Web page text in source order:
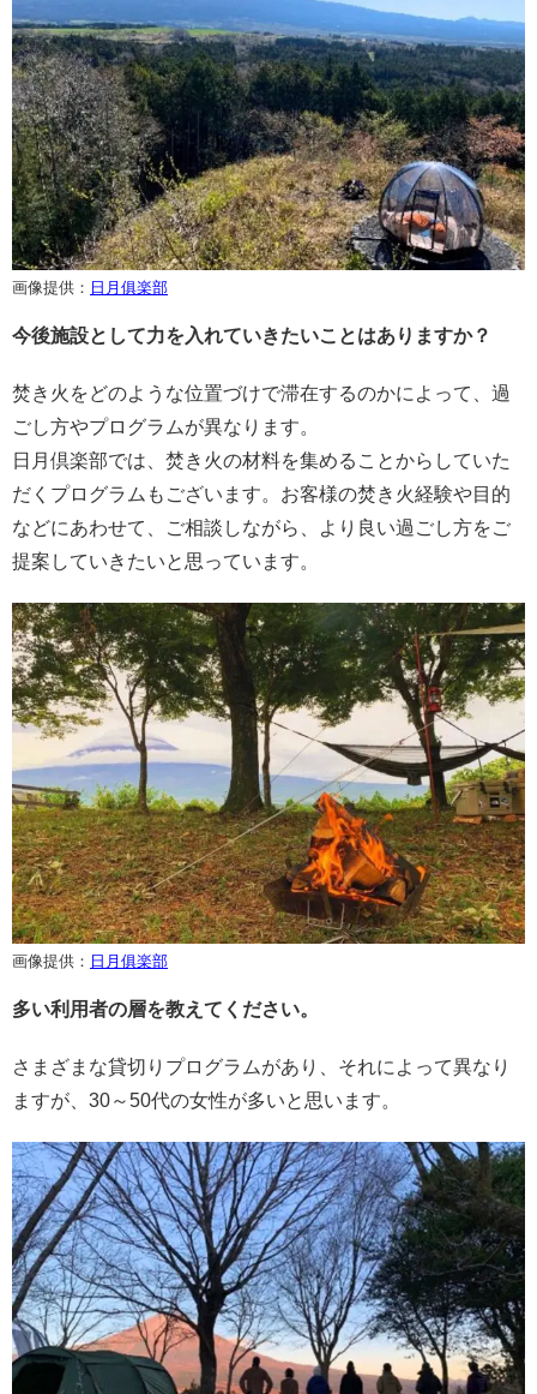
画像提供： 日月俱楽部
今後施設として力を入れていきたいことはありますか？
焚き火をどのような位置づけで滞在するのかによって、過
ごし方やプログラムが異なります。
日月倶楽部では、焚き火の材料を集めることからしていた
だくプログラムもございます。お客様の焚き火経験や目的
などにあわせて、ご相談しながら、より良い過ごし方をご
提案していきたいと思っています。
画像提供： 日月俱楽部
多い利用者の層を教えてください。
さまざまな貸切りプログラムがあり、それによって異なり
ますが、30～50代の女性が多いと思います。